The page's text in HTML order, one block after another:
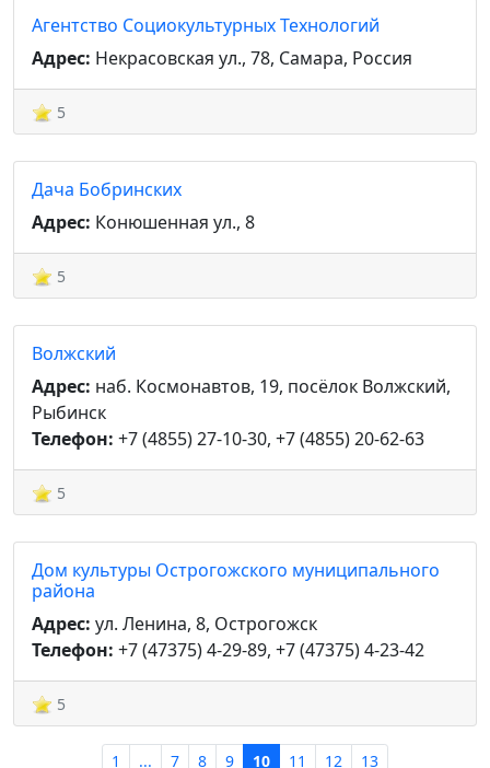
Агентство Социокультурных Технологий
Адрес: Некрасовская ул., 78, Самара, Россия
5
Дача Бобринских
Адрес: Конюшенная ул., 8
5
Волжский
Адрес: наб. Космонавтов, 19, посёлок Волжский,
Рыбинск
Телефон: +7 (4855) 27-10-30, +7 (4855) 20-62-63
5
Дом культуры Острогожского муниципального
района
Адрес: ул. Ленина, 8, Острогожск
Телефон: +7 (47375) 4-29-89, +7 (47375) 4-23-42
5
1 ... 7 8 9 10 11 12 13